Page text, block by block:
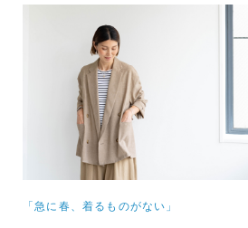
「急に春、着るものがない」